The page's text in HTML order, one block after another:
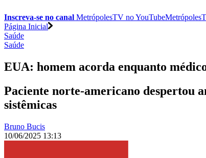
Inscreva-se no canal MetrópolesTV noYouTube
Página Inicial
Saúde
Saúde
EUA: homem acorda enquanto
Paciente norte-americano despertou
sistêmicas
Bruno Bucis
10/06/2025 13:13